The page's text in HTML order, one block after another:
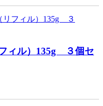
ィル）135g ３個セ